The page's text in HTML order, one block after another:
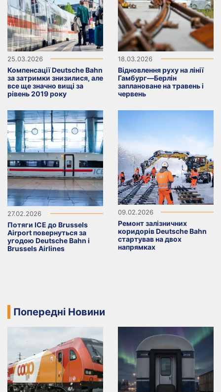
25.03.2026
Компенсації Deutsche Bahn
за затримки знизилися, але
все ще значно вищі за
рівень 2019 року
18.03.2026
Відновлення руху на лінії
Гамбург—Берлін
заплановане на травень і
червень
27.02.2026
Потяги ICE до Brussels
Airport повернуться за
угодою Deutsche Bahn і
Brussels Airlines
09.02.2026
Ремонт залізничних
коридорів Deutsche Bahn
стартував на двох
напрямках
Попередні Новини